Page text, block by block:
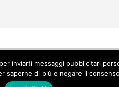
inviarti messaggi pubblicitari
saperne di più e negare il